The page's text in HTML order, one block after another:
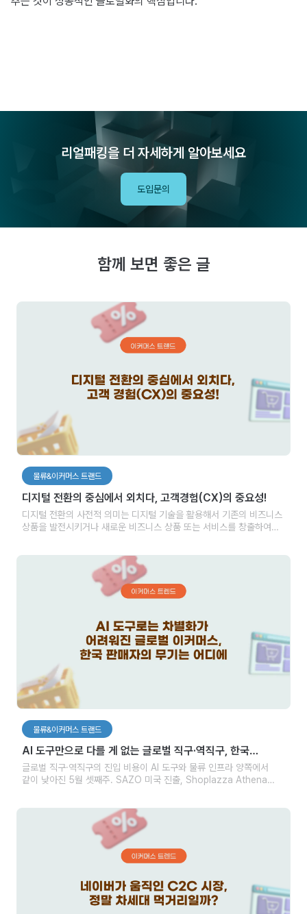
리얼패킹을 더 자세하게 알아보세요
도입문의
함께 보면 좋은 글
물류&이커머스 트랜드
디지털 전환의 중심에서 외치다, 고객경험(CX)의 중요성!
디지털 전환의 사전적 의미는 디지털 기술을 활용해서 기존의 비즈니스
상품을 발전시키거나 새로운 비즈니스 상품 또는 서비스를 창출하여
물류&이커머스 트랜드
AI 도구만으로 다를 게 없는 글로벌 직구·역직구, 한국
판매자가 점검할 세 가지
글로벌 직구·역직구의 진입 비용이 AI 도구와 물류 인프라 양쪽에서
같이 낮아진 5월 셋째주. SAZO 미국 진출, Shoplazza Athena